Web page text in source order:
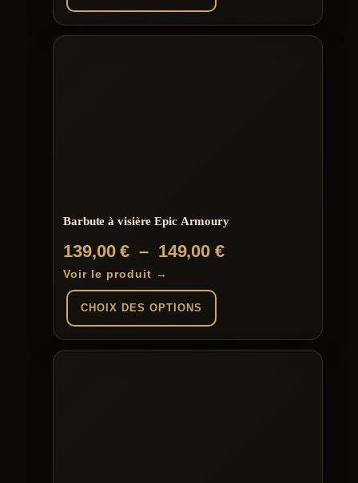
Barbute à visière Epic Armoury
139,00€ – 149,00€Plage
à
Voir le produit →
CHOIX DES OPTIONS
produit